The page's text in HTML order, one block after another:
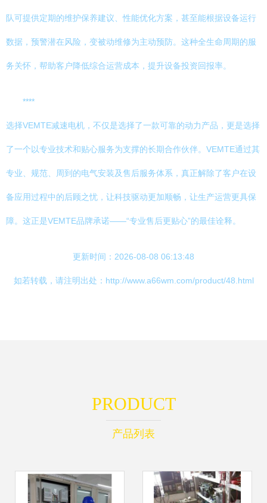
队可提供定期的维护保养建议、性能优化方案，甚至能根据设备运行
数据，预警潜在风险，变被动维修为主动预防。这种全生命周期的服
务关怀，帮助客户降低综合运营成本，提升设备投资回报率。
****
选择VEMTE减速电机，不仅是选择了一款可靠的动力产品，更是选择
了一个以专业技术和贴心服务为支撑的长期合作伙伴。VEMTE通过其
专业、规范、周到的电气安装及售后服务体系，真正解除了客户在设
备应用过程中的后顾之忧，让科技驱动更加顺畅，让生产运营更具保
障。这正是VEMTE品牌承诺——“专业售后更贴心”的最佳诠释。
更新时间：2026-08-08 06:13:48
如若转载，请注明出处：http://www.a66wm.com/product/48.html
PRODUCT
产品列表